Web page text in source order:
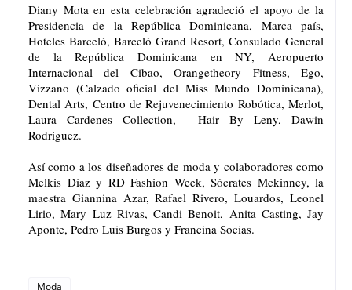
Diany Mota en esta celebración agradeció el apoyo de la
Presidencia de la República Dominicana, Marca país,
Hoteles Barceló, Barceló Grand Resort, Consulado General
de la República Dominicana en NY, Aeropuerto
Internacional del Cibao, Orangetheory Fitness, Ego,
Vizzano (Calzado oficial del Miss Mundo Dominicana),
Dental Arts, Centro de Rejuvenecimiento Robótica, Merlot,
Laura Cardenes Collection, Hair By Leny, Dawin
Rodriguez.
Así como a los diseñadores de moda y colaboradores como
Melkis Díaz y RD Fashion Week, Sócrates Mckinney, la
maestra Giannina Azar, Rafael Rivero, Louardos, Leonel
Lirio, Mary Luz Rivas, Candi Benoit, Anita Casting, Jay
Aponte, Pedro Luis Burgos y Francina Socias.
Moda